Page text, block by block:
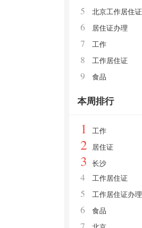
5 北京工作居住证
6 居住证办理
7 工作
8 工作居住证
9 食品
本周排行
1 工作
2 居住证
3 长沙
4 工作居住证
5 工作居住证办理
6 食品